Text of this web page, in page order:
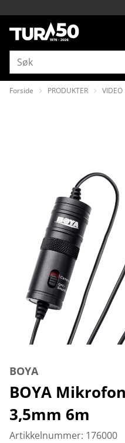
Forside PRODUKTER VIDEO
BOYA
BOYA
3,5mm 6m
Artikkelnummer: 176000